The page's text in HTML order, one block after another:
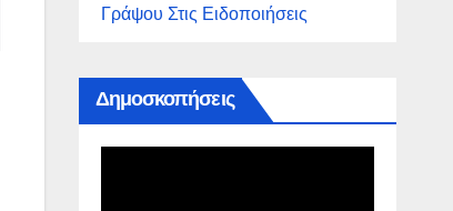
Γράψου Στις Ειδοποιήσεις
Δημοσκοπήσεις